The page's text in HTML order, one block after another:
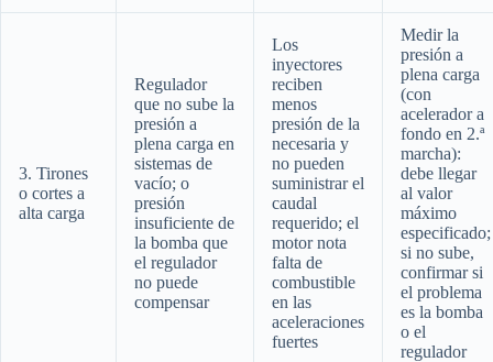
3. Tirones
o cortes a
alta carga
Regulador
que no sube la
presión a
plena carga en
sistemas de
vacío; o
presión
insuficiente de
la bomba que
el regulador
no puede
compensar
Los
inyectores
reciben
menos
presión de la
necesaria y
no pueden
suministrar el
caudal
requerido; el
motor nota
falta de
combustible
en las
aceleraciones
fuertes
Medir la
presión a
plena carga
(con
acelerador a
fondo en 2.ª
marcha):
debe llegar
al valor
máximo
especificado;
si no sube,
confirmar si
el problema
es la bomba
o el
regulador